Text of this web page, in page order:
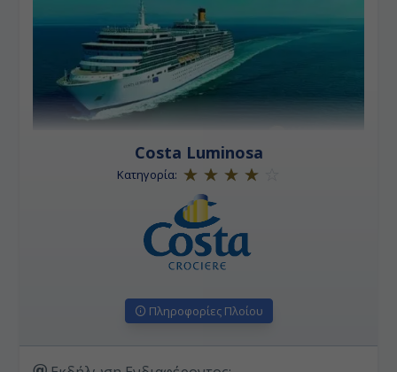
Costa Luminosa
Κατηγορία:
Πληροφορίες Πλοίου